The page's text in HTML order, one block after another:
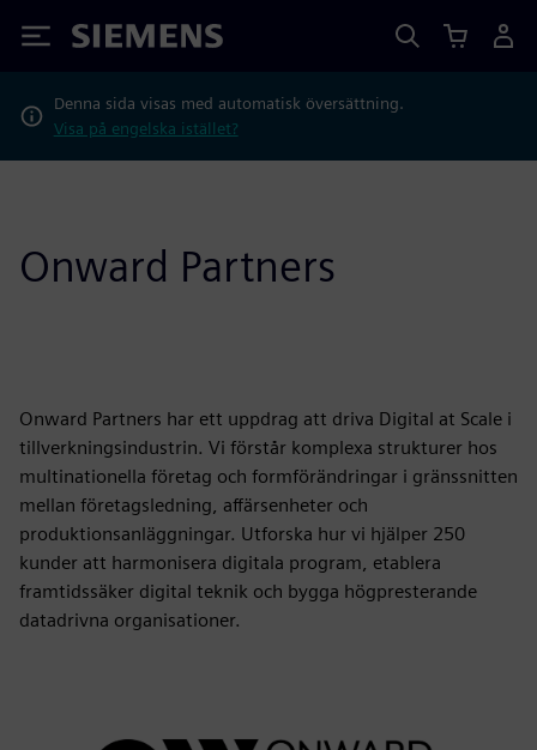
Siemens
Denna sida visas med automatisk översättning.
Visa på engelska istället?
Onward Partners
Onward Partners har ett uppdrag att driva Digital at Scale i
tillverkningsindustrin. Vi förstår komplexa strukturer hos
multinationella företag och formförändringar i gränssnitten
mellan företagsledning, affärsenheter och
produktionsanläggningar. Utforska hur vi hjälper 250
kunder att harmonisera digitala program, etablera
framtidssäker digital teknik och bygga högpresterande
datadrivna organisationer.